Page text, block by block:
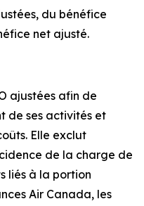
du bénéfice
net ajusté.
ajustées afin de
de ses activités et
Elle exclut
de la charge de
liés à la portion
Air Canada, les